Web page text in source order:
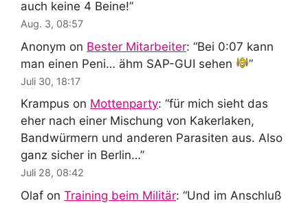
auch keine 4 Beine!”
Aug. 3, 08:57
Anonym on Bester Mitarbeiter: “Bei 0:07 kann
man einen Peni… ähm SAP-GUI sehen
”
Juli 30, 18:17
Krampus on Mottenparty: “für mich sieht das
eher nach einer Mischung von Kakerlaken,
Bandwürmern und anderen Parasiten aus. Also
ganz sicher in Berlin…”
Juli 28, 08:42
Olaf on Training beim Militär: “Und im Anschluß